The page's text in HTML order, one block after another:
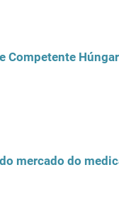
Competente
mercado do